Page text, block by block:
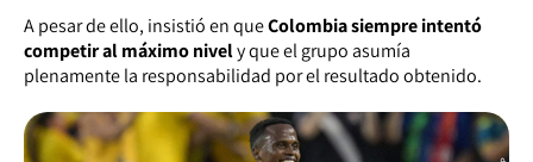
A pesar de ello, insistió en queColombia siempre intentó
competir al máximo nively que el grupo asumía
plenamente la responsabilidad por el resultado obtenido.